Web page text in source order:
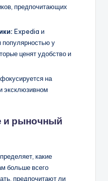
предпочитающих
Expedia и
у
ценят удобство и
на
эксклюзивном
и рыночный
какие
больше всего
предпочитают ли